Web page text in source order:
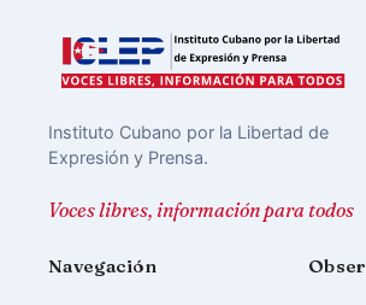
Instituto Cubano por la Libertad de
Expresión y Prensa.
Voces libres, información para todos
Navegación